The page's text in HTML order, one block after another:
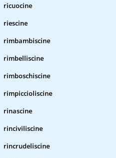
ricuocine
riescine
rimbambiscine
rimbelliscine
rimboschiscine
rimpiccioliscine
rinascine
rinciviliscine
rincrudeliscine